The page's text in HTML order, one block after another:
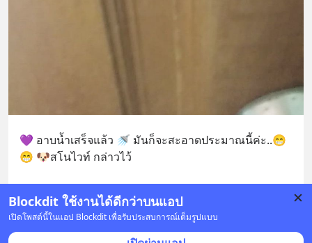
Blockdit ใช้งานได้ดีกว่าบนแอป
เปิดโพสต์นี้ในแอป Blockdit เพื่อรับประสบการณ์เต็มรูปแบบ
💜 อาบน้ำเสร็จแล้ว 🚿 มันก็จะสะอาดประมาณนี้ค่ะ..😁
😁 🐶สโนไวท์ กล่าวไว้
🐶พี่ถุงเงิน อาบก่อน... ดูเพิ่มเติม
1 บันทึก 34 36 27